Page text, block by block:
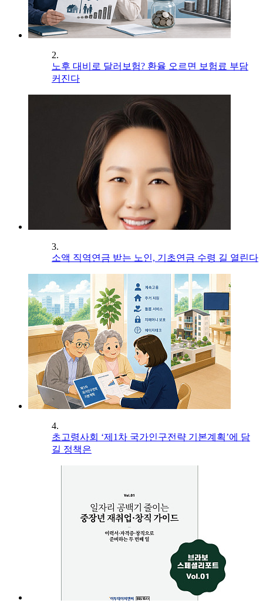
2.
노후 대비로 달러보험? 환율 오르면 보험료 부담
커진다
3.
소액 직역연금 받는 노인, 기초연금 수령 길 열린다
4.
초고령사회 ‘제1차 국가인구전략 기본계획’에 담
길 정책은